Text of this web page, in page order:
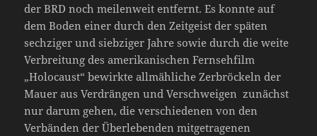
der BRD noch meilenweit entfernt. Es konnte auf
dem Boden einer durch den Zeitgeist der späten
sechziger und siebziger Jahre sowie durch die weite
Verbreitung des amerikanischen Fernsehfilm
„Holocaust“ bewirkte allmähliche Zerbröckeln der
Mauer aus Verdrängen und Verschweigen zunächst
nur darum gehen, die verschiedenen von den
Verbänden der Überlebenden mitgetragenen